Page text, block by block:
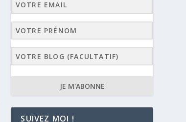
JE M'ABONNE
SUIVEZ MOI !